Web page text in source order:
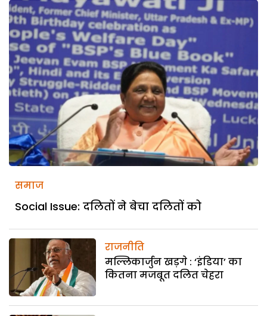
समाज
Social Issue: दलितों ने बेचा दलितों को
राजनीति
मल्लिकार्जुन खड़गे : ‘इंडिया’ का
कितना मजबूत दलित चेहरा